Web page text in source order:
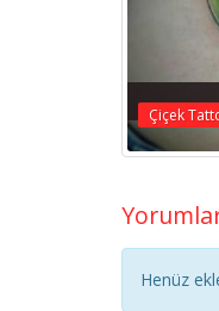
Çiçek
Henüz